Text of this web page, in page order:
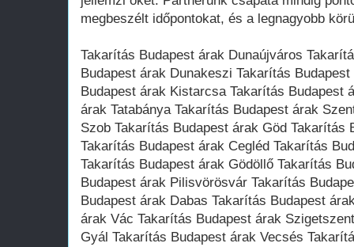
megbeszélt időpontokat, és a legnagyobb
Takarítás Budapest árak Dunaújváros
Budapest árak Dunakeszi Takarítás
Budapest árak Kistarcsa Takarítás Budapest
árak Tatabánya Takarítás Budapest árak
Szob Takarítás Budapest árak Göd Takarítás
Takarítás Budapest árak Cegléd Takarítás
Takarítás Budapest árak Gödöllő Takarítás
Budapest árak Pilisvörösvár Takarítás
Budapest árak Dabas Takarítás Budapest
árak Vác Takarítás Budapest árak
Gyál Takarítás Budapest árak Vecsés